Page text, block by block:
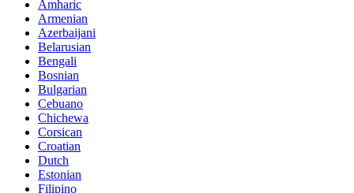
Amharic
Armenian
Azerbaijani
Belarusian
Bengali
Bosnian
Bulgarian
Cebuano
Chichewa
Corsican
Croatian
Dutch
Estonian
Filipino